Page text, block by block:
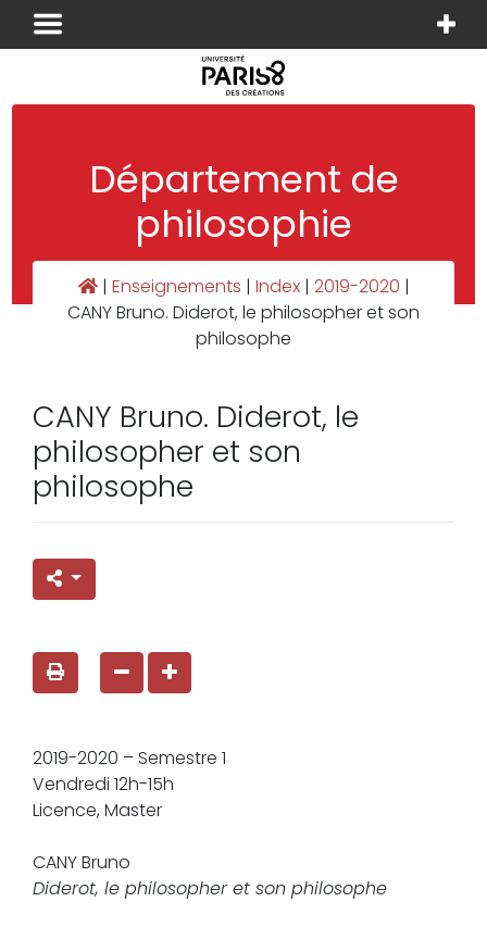
Panneau de gestion des cookies
Département de
philosophie
| Enseignements | Index | 2019-2020 |
CANY Bruno. Diderot, le philosopher et son
philosophe
CANY Bruno. Diderot, le
philosopher et son
philosophe
2019-2020 – Semestre 1
Vendredi 12h-15h
Licence, Master
CANY Bruno
Diderot, le philosopher et son philosophe